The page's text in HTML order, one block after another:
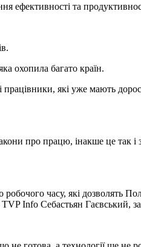
ефективності та
охопила багато країн.
працівники, які уже мають
про працю, інакше це так і
часу, які дозволять
Info Себастьян Гаєвський,